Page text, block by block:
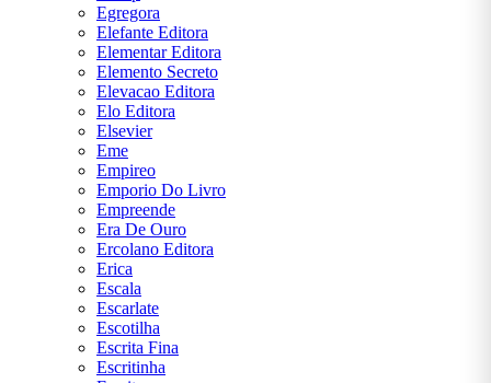
Egregora
Elefante Editora
Elementar Editora
Elemento Secreto
Elevacao Editora
Elo Editora
Elsevier
Eme
Empireo
Emporio Do Livro
Empreende
Era De Ouro
Ercolano Editora
Erica
Escala
Escarlate
Escotilha
Escrita Fina
Escritinha